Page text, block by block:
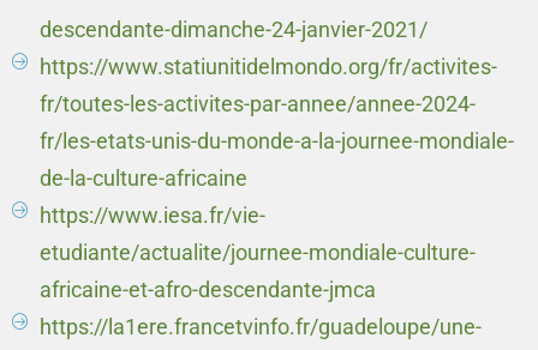
descendante-dimanche-24-janvier-2021/
https://www.statiunitidelmondo.org/fr/activites-
fr/toutes-les-activites-par-annee/annee-2024-
fr/les-etats-unis-du-monde-a-la-journee-mondiale-
de-la-culture-africaine
https://www.iesa.fr/vie-
etudiante/actualite/journee-mondiale-culture-
africaine-et-afro-descendante-jmca
https://la1ere.francetvinfo.fr/guadeloupe/une-